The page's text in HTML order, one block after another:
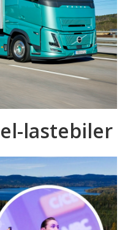
lastebiler